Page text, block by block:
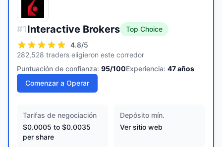
#1Interactive Brokers
Top Choice
4.8/5
282,528 traders eligieron este corredor
Puntuación de confianza: 95/100Experiencia: 47años
Comenzar a Operar
Tarifas de negociación
$0.0005 to $0.0035
per share
Depósito mín.
Ver sitio web